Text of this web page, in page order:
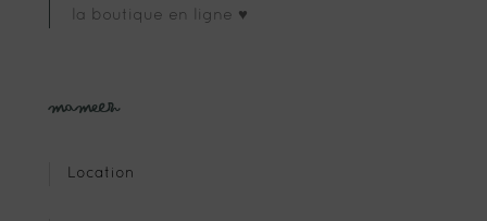
la boutique en ligne ♥
Mameez
Location